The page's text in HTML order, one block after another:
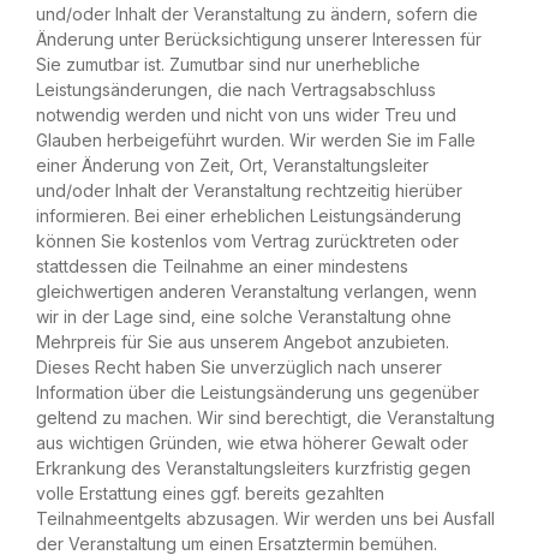
und/oder Inhalt der Veranstaltung zu ändern, sofern die
Änderung unter Berücksichtigung unserer Interessen für
Sie zumutbar ist. Zumutbar sind nur unerhebliche
Leistungsänderungen, die nach Vertragsabschluss
notwendig werden und nicht von uns wider Treu und
Glauben herbeigeführt wurden. Wir werden Sie im Falle
einer Änderung von Zeit, Ort, Veranstaltungsleiter
und/oder Inhalt der Veranstaltung rechtzeitig hierüber
informieren. Bei einer erheblichen Leistungsänderung
können Sie kostenlos vom Vertrag zurücktreten oder
stattdessen die Teilnahme an einer mindestens
gleichwertigen anderen Veranstaltung verlangen, wenn
wir in der Lage sind, eine solche Veranstaltung ohne
Mehrpreis für Sie aus unserem Angebot anzubieten.
Dieses Recht haben Sie unverzüglich nach unserer
Information über die Leistungsänderung uns gegenüber
geltend zu machen. Wir sind berechtigt, die Veranstaltung
aus wichtigen Gründen, wie etwa höherer Gewalt oder
Erkrankung des Veranstaltungsleiters kurzfristig gegen
volle Erstattung eines ggf. bereits gezahlten
Teilnahmeentgelts abzusagen. Wir werden uns bei Ausfall
der Veranstaltung um einen Ersatztermin bemühen.